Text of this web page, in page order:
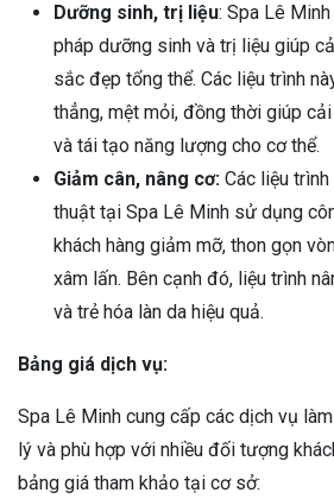
Dưỡng sinh, trị liệu: Spa Lê
pháp dưỡng sinh và trị liệu giúp
sắc đẹp tổng thể. Các liệu trình
thẳng, mệt mỏi, đồng thời giúp
và tái tạo năng lượng cho cơ thể.
Giảm cân, nâng cơ: Các liệu
thuật tại Spa Lê Minh sử dụng
khách hàng giảm mỡ, thon gọn
xâm lấn. Bên cạnh đó, liệu trình
và trẻ hóa làn da hiệu quả.
Bảng giá dịch vụ:
Spa Lê Minh cung cấp các dịch vụ
lý và phù hợp với nhiều đối tượng
bảng giá tham khảo tại cơ sở: